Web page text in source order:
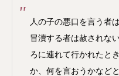
人の子の悪口を言う者
冒瀆する者は赦されな
ろに連れて行かれたと
か、何を言おうかなど